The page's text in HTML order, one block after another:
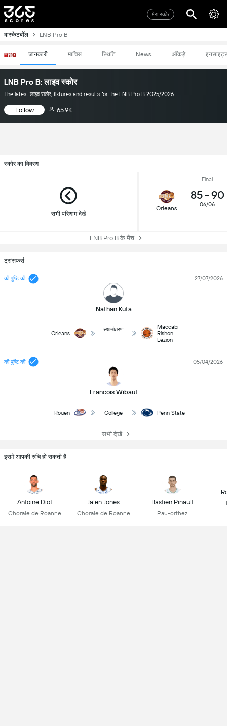
मेरा स्कोर
बास्केटबॉल LNB Pro B
जानकारी माचिस स्थिति News आँकड़े
LNB Pro B: लाइव स्कोर
The latest लाइव स्कोर, fixtures and results for the LNB Pro B 2025/2026
Follow 65.9K
स्कोर का विवरण
सभी परिणाम देखें
Final
Orleans
85- 90
06/06
LNB Pro B के मैच
ट्रांसफर्स
की पुष्टि की
Nathan Kuta
27/07/2026
Orleans
स्थानांतरण
Maccabi
Rishon
Lezion
की पुष्टि की
Francois Wibaut
05/04/2026
Rouen College Penn State
सभी देखें
इसमें आपकी रुचि हो सकती है
Antoine Diot
Chorale de Roanne
Jalen Jones
Chorale de Roanne
Bastien Pinault
Pau-orthez